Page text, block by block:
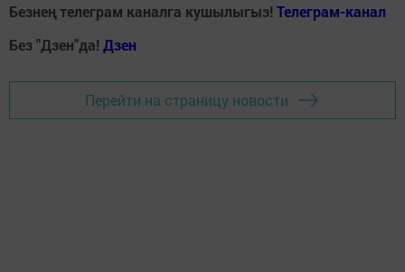
Безнең телеграм каналга кушылыгыз! Телеграм-канал
Без "Дзен"да! Дзен
Перейти на страницу новости